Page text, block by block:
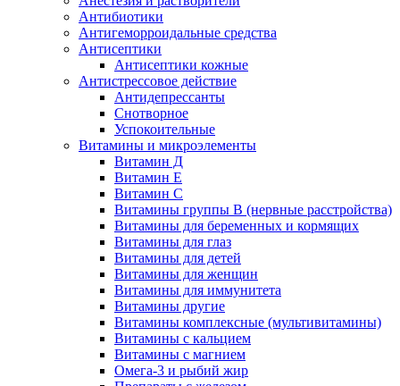
Антибиотики
Антигеморроидальные средства
Антисептики
Антисептики кожные
Антистрессовое действие
Антидепрессанты
Снотворное
Успокоительные
Витамины и микроэлементы
Витамин Д
Витамин Е
Витамин С
Витамины группы В (нервные расстройства)
Витамины для беременных и кормящих
Витамины для глаз
Витамины для детей
Витамины для женщин
Витамины для иммунитета
Витамины другие
Витамины комплексные (мультивитамины)
Витамины с кальцием
Витамины с магнием
Омега-3 и рыбий жир